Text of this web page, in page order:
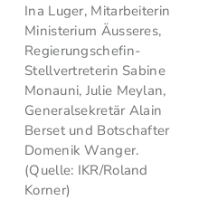
Ina Luger, Mitarbeiterin
Ministerium Äusseres,
Regierungschefin-
Stellvertreterin Sabine
Monauni, Julie Meylan,
Generalsekretär Alain
Berset und Botschafter
Domenik Wanger.
(Quelle: IKR/Roland
Korner)